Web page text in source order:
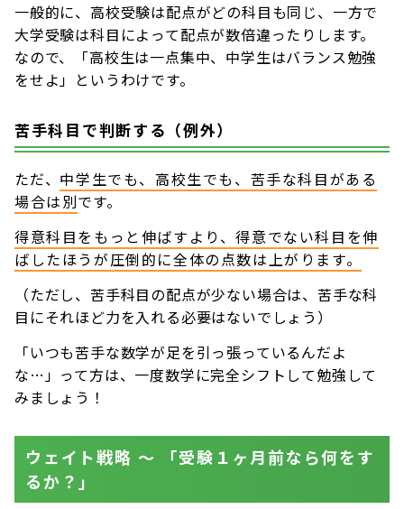
一般的に、高校受験は配点がどの科目も同じ、一方で
大学受験は科目によって配点が数倍違ったりします。
なので、「高校生は一点集中、中学生はバランス勉強
をせよ」というわけです。
苦手科目で判断する（例外）
ただ、 中学生でも、高校生でも、苦手な科目がある
場合は別です。
得意科目をもっと伸ばすより、得意でない科目を伸
ばしたほうが圧倒的に全体の点数は上がります。
（ただし、苦手科目の配点が少ない場合は、苦手な科
目にそれほど力を入れる必要はないでしょう）
「いつも苦手な数学が足を引っ張っているんだよ
な…」って方は、一度数学に完全シフトして勉強して
みましょう！
ウェイト戦略 〜 「受験１ヶ月前なら何をす
るか？」